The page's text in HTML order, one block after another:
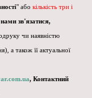
" або кількість три і
нами зв'язатися,
чи наявністю
а також її актуальної
, Контактний